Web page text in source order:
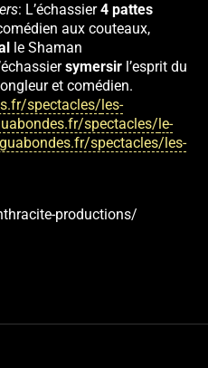
: L’échassier4 pattes
aux couteaux,
le Shaman
symersir l’esprit du
et comédien.
spectacles/ les-
spectacles/ le-
spectacles/les-
productions/